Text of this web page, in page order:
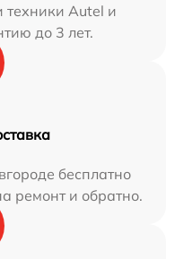
техники Autel и
до 3 лет.
бесплатно
ремонт и обратно.